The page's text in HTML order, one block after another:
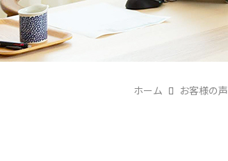
ホーム お客様の声